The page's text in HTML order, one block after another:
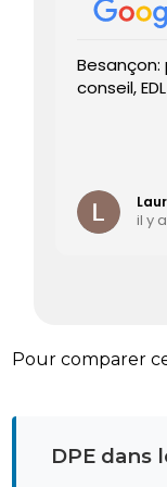
conseil,
il y
Pour comparer
DPE dans